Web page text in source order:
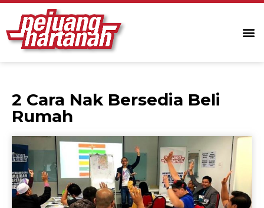
2 Cara Nak Bersedia Beli
Rumah